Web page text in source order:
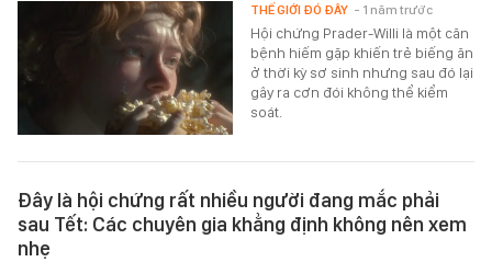
Hội chứng Prader-Willi là một căn
bệnh hiếm gặp khiến trẻ biếng ăn
ở thời kỳ sơ sinh nhưng sau đó lại
gây ra cơn đói không thể kiểm
soát.
THẾ GIỚI ĐÓ ĐÂY - 1 năm trước
Đây là hội chứng rất nhiều người đang mắc phải
sau Tết: Các chuyên gia khẳng định không nên xem
nhẹ